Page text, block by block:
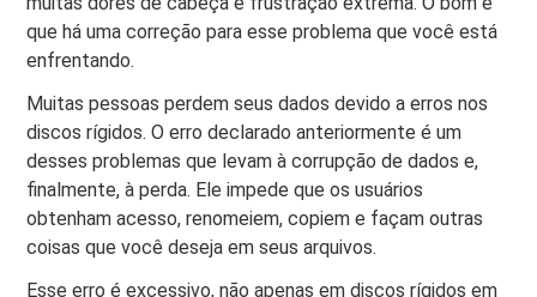
que há uma correção para esse problema que você está
enfrentando.
Muitas pessoas perdem seus dados devido a erros nos
discos rígidos. O erro declarado anteriormente é um
desses problemas que levam à corrupção de dados e,
finalmente, à perda. Ele impede que os usuários
obtenham acesso, renomeiem, copiem e façam outras
coisas que você deseja em seus arquivos.
Esse erro é excessivo, não apenas em discos rígidos em